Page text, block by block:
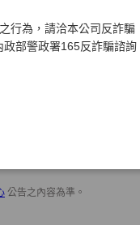
行為，請洽本公司反詐騙
政部警政署165反詐騙諮詢